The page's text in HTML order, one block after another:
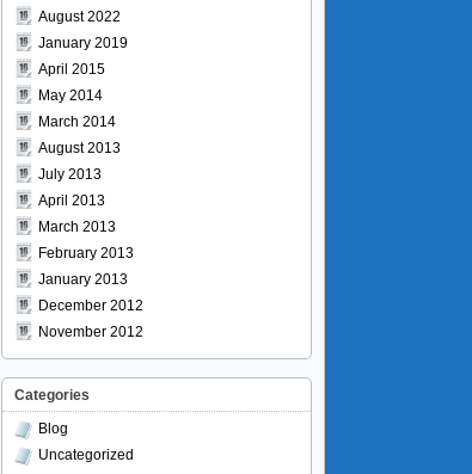
August 2022
January 2019
April 2015
May 2014
March 2014
August 2013
July 2013
April 2013
March 2013
February 2013
January 2013
December 2012
November 2012
Categories
Blog
Uncategorized